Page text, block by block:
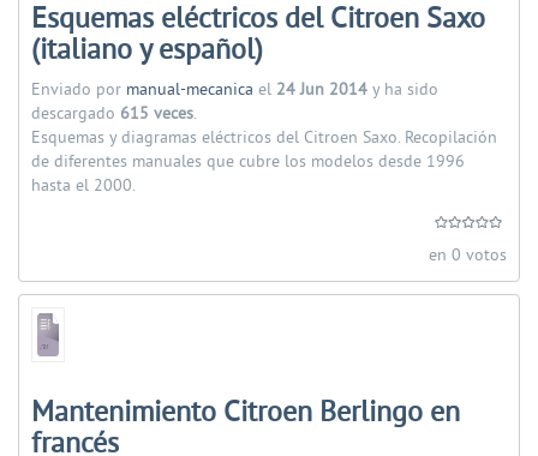
Esquemas eléctricos del Citroen Saxo
(italiano y español)
Enviado por manual-mecanica el 24 Jun 2014 y ha sido
descargado 615 veces.
Esquemas y diagramas eléctricos del Citroen Saxo. Recopilación
de diferentes manuales que cubre los modelos desde 1996
hasta el 2000.
en 0 votos
Mantenimiento Citroen Berlingo en
francés